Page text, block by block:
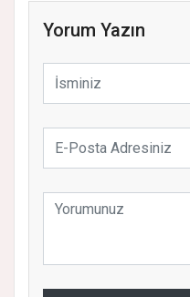
Yorum Yazın